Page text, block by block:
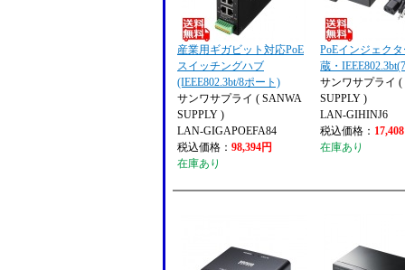
産業用ギガビット対応PoE
スイッチングハブ
(IEEE802.3bt/8ポート)
サンワサプライ ( SANWA
SUPPLY )
LAN-GIGAPOEFA84
税込価格： 98,394円
在庫あり
PoEインジェク
蔵・
サンワサプライ (
SUPPLY )
LAN-GIHINJ6
税込価格：
在庫あり